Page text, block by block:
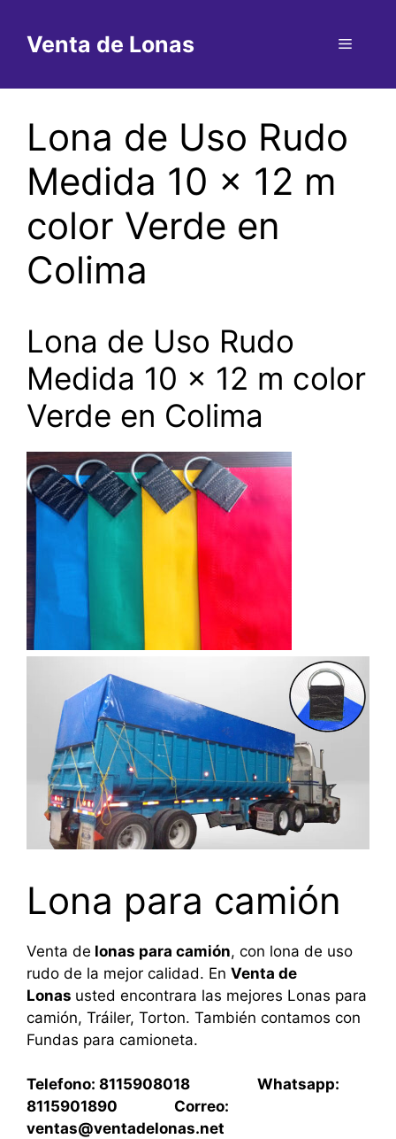
contenido
Venta de Lonas Menú
Lona de Uso Rudo
Medida 10 x 12 m
color Verde en
Colima
Lona de Uso Rudo
Medida 10 x 12 m color
Verde en Colima
Lona para camión
Venta de lonas para camión, con lona de uso
rudo de la mejor calidad. En Venta de
Lonas usted encontrara las mejores Lonas para
camión, Tráiler, Torton. También contamos con
Fundas para camioneta.
Telefono: 8115908018 Whatsapp:
8115901890 Correo:
ventas@ventadelonas.net